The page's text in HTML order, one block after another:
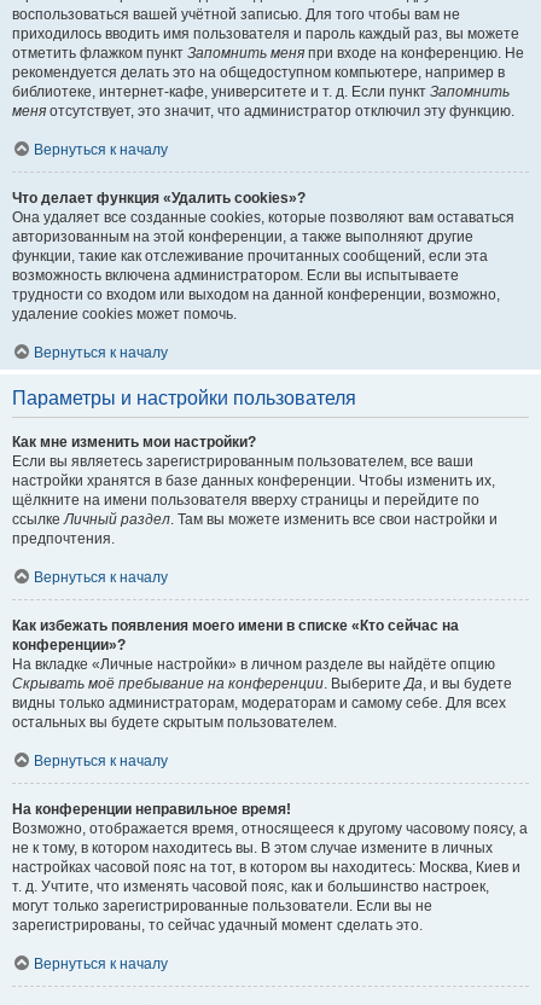
воспользоваться вашей учётной записью. Для того чтобы вам не
приходилось вводить имя пользователя и пароль каждый раз, вы можете
отметить флажком пункт Запомнить меня при входе на конференцию. Не
рекомендуется делать это на общедоступном компьютере, например в
библиотеке, интернет-кафе, университете и т. д. Если пункт Запомнить
меня отсутствует, это значит, что администратор отключил эту функцию.
Вернуться к началу
Что делает функция «Удалить cookies»?
Она удаляет все созданные cookies, которые позволяют вам оставаться
авторизованным на этой конференции, а также выполняют другие
функции, такие как отслеживание прочитанных сообщений, если эта
возможность включена администратором. Если вы испытываете
трудности со входом или выходом на данной конференции, возможно,
удаление cookies может помочь.
Вернуться к началу
Параметры и настройки пользователя
Как мне изменить мои настройки?
Если вы являетесь зарегистрированным пользователем, все ваши
настройки хранятся в базе данных конференции. Чтобы изменить их,
щёлкните на имени пользователя вверху страницы и перейдите по
ссылкеЛичный раздел. Там вы можете изменить все свои настройки и
предпочтения.
Вернуться к началу
Как избежать появления моего имени в списке «Кто сейчас на
конференции»?
На вкладке «Личные настройки» в личном разделе вы найдёте опцию
Скрывать моё пребывание на конференции. ВыберитеДа, и вы будете
видны только администраторам, модераторам и самому себе. Для всех
остальных вы будете скрытым пользователем.
Вернуться к началу
На конференции неправильное время!
Возможно, отображается время, относящееся к другому часовому поясу, а
не к тому, в котором находитесь вы. В этом случае измените в личных
настройках часовой пояс на тот, в котором вы находитесь: Москва, Киев и
т. д. Учтите, что изменять часовой пояс, как и большинство настроек,
могут только зарегистрированные пользователи. Если вы не
зарегистрированы, то сейчас удачный момент сделать это.
Вернуться к началу